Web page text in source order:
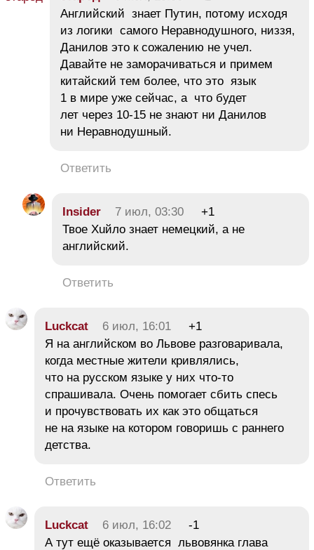
Английский знает Путин, потому исходя
из логики самого Неравнодушного, низзя,
Данилов это к сожалению не учел.
Давайте не заморачиваться и примем
китайский тем более, что это язык
1 в мире уже сейчас, а что будет
лет через 10-15 не знают ни Данилов
ни Неравнодушный.
Ответить
Insider 7 июл, 03:30
+1
Твое Хuйло знает немецкий, а не
английский.
Ответить
Luckcat 6 июл, 16:01
+1
Я на английском во Львове разговаривала,
когда местные жители кривлялись,
что на русском языке у них что-то
спрашивала. Очень помогает сбить спесь
и прочувствовать их как это общаться
не на языке на котором говоришь с раннего
детства.
Ответить
Luckcat 6 июл, 16:02
-1
А тут ещё оказывается львовянка глава